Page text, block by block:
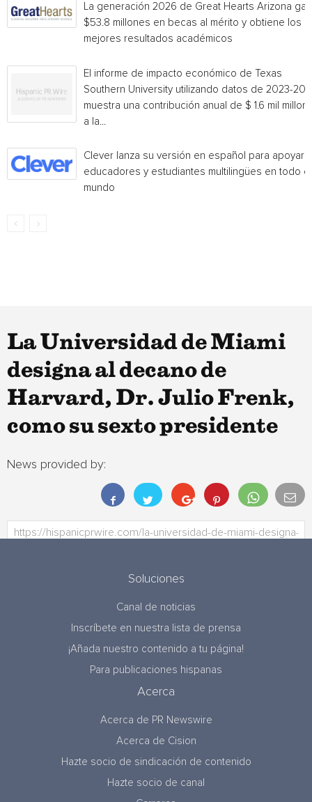
La generación 2026 de Great Hearts Arizona
$53.8 millones en becas al mérito y obtiene los
mejores resultados académicos
El informe de impacto económico de Texas
Southern University utilizando datos de 2023-
muestra una contribución anual de $ 1.6 mil
a la...
Clever lanza su versión en español para apoyar a
educadores y estudiantes multilingües en todo el
mundo
La Universidad de Miami
designa al decano de
Harvard, Dr. Julio Frenk,
como su sexto presidente
News provided by:
Soluciones
Canal de noticias
Inscríbete en nuestra lista de prensa
¡Añada nuestro contenido a tu página!
Para publicaciones hispanas
Acerca
Acerca de PR Newswire
Acerca de Cision
Hazte socio de sindicación de contenido
Hazte socio de canal